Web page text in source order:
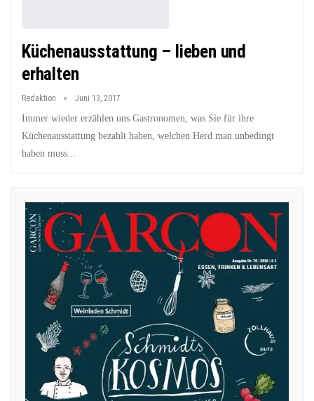
Küchenausstattung – lieben und
erhalten
Redaktion Juni 13, 2017
Immer wieder erzählen uns Gastronomen, was Sie für ihre
Küchenausstattung bezahlt haben, welchen Herd man unbedingt
haben muss...